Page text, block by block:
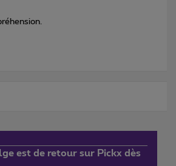
est de retour sur Pickx dès